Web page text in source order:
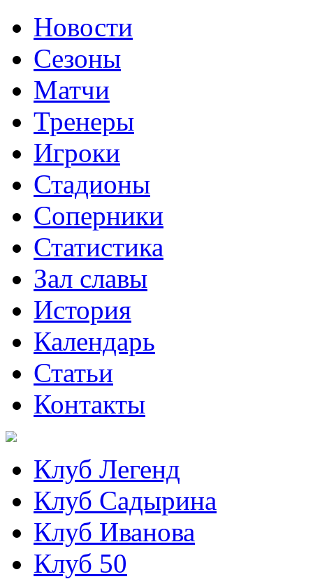
Новости
Сезоны
Матчи
Тренеры
Игроки
Стадионы
Соперники
Статистика
Зал славы
История
Календарь
Статьи
Контакты
Клуб Легенд
Клуб Садырина
Клуб Иванова
Клуб 50